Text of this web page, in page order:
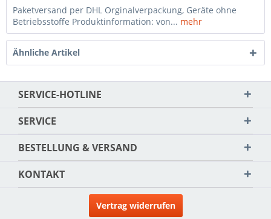
Paketversand per DHL Orginalverpackung, Geräte ohne
Betriebsstoffe Produktinformation: von... mehr
Ähnliche Artikel
SERVICE-HOTLINE
SERVICE
BESTELLUNG & VERSAND
KONTAKT
Vertrag widerrufen